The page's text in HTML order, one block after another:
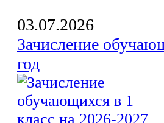
03.07.2026
Зачисление
год